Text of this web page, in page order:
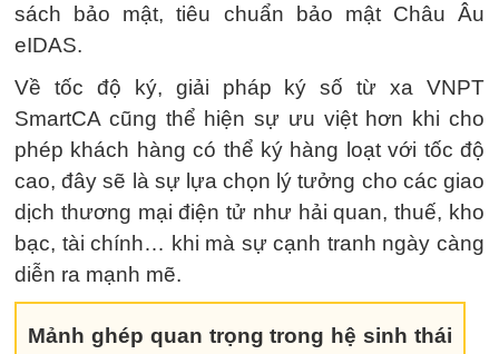
sách bảo mật, tiêu chuẩn bảo mật Châu Âu
eIDAS.
Về tốc độ ký, giải pháp ký số từ xa VNPT
SmartCA cũng thể hiện sự ưu việt hơn khi cho
phép khách hàng có thể ký hàng loạt với tốc độ
cao, đây sẽ là sự lựa chọn lý tưởng cho các giao
dịch thương mại điện tử như hải quan, thuế, kho
bạc, tài chính… khi mà sự cạnh tranh ngày càng
diễn ra mạnh mẽ.
Mảnh ghép quan trọng trong hệ sinh thái